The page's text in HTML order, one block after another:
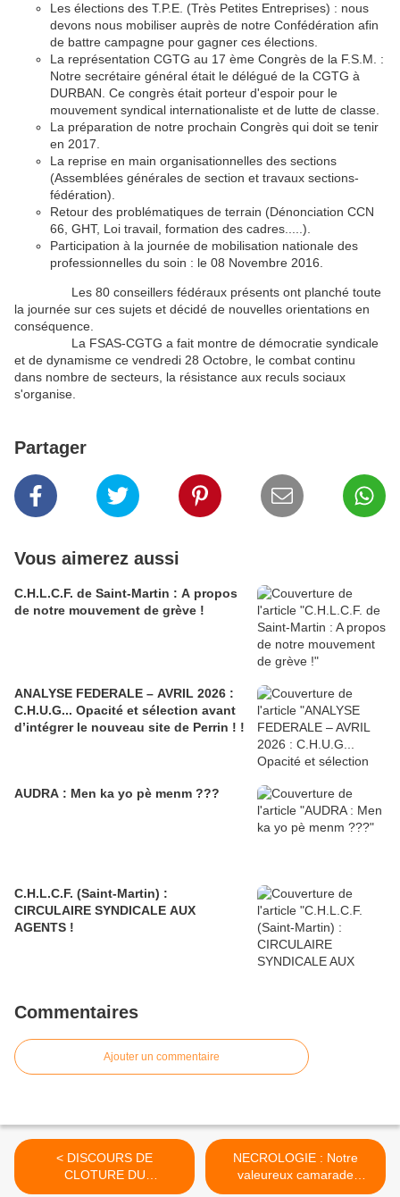
Les élections des T.P.E. (Très Petites Entreprises) : nous
devons nous mobiliser auprès de notre Confédération afin
de battre campagne pour gagner ces élections.
La représentation CGTG au 17 ème Congrès de la F.S.M. :
Notre secrétaire général était le délégué de la CGTG à
DURBAN. Ce congrès était porteur d'espoir pour le
mouvement syndical internationaliste et de lutte de classe.
La préparation de notre prochain Congrès qui doit se tenir
en 2017.
La reprise en main organisationnelles des sections
(Assemblées générales de section et travaux sections-
fédération).
Retour des problématiques de terrain (Dénonciation CCN
66, GHT, Loi travail, formation des cadres.....).
Participation à la journée de mobilisation nationale des
professionnelles du soin : le 08 Novembre 2016.
Les 80 conseillers fédéraux présents ont planché toute
la journée sur ces sujets et décidé de nouvelles orientations en
conséquence.
La FSAS-CGTG a fait montre de démocratie syndicale
et de dynamisme ce vendredi 28 Octobre, le combat continu
dans nombre de secteurs, la résistance aux reculs sociaux
s'organise.
Partager
Vous aimerez aussi
C.H.L.C.F. de Saint-Martin : A propos
de notre mouvement de grève !
ANALYSE FEDERALE – AVRIL 2026 :
C.H.U.G... Opacité et sélection avant
d’intégrer le nouveau site de Perrin ! !
AUDRA : Men ka yo pè menm ???
C.H.L.C.F. (Saint-Martin) :
CIRCULAIRE SYNDICALE AUX
AGENTS !
Commentaires
Ajouter un commentaire
< DISCOURS DE
CLOTURE DU
SECRETAIRE GENERAL
NECROLOGIE : Notre
valeureux camarade
Edouard ZOU nous a quitté